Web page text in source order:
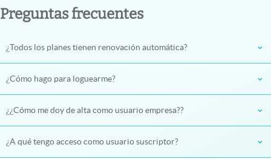
Preguntas frecuentes
¿Todos los planes tienen renovación automática?
¿Cómo hago para loguearme?
¿¿Cómo me doy de alta como usuario empresa??
¿A qué tengo acceso como usuario suscriptor?